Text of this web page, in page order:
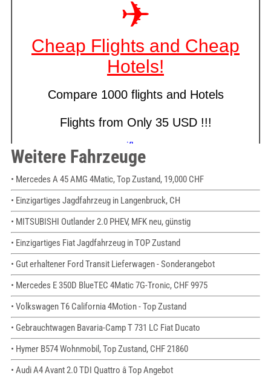
Weitere Fahrzeuge
• Mercedes A 45 AMG 4Matic, Top Zustand, 19,000 CHF
• Einzigartiges Jagdfahrzeug in Langenbruck, CH
• MITSUBISHI Outlander 2.0 PHEV, MFK neu, günstig
• Einzigartiges Fiat Jagdfahrzeug in TOP Zustand
• Gut erhaltener Ford Transit Lieferwagen - Sonderangebot
• Mercedes E 350D BlueTEC 4Matic 7G-Tronic, CHF 9975
• Volkswagen T6 California 4Motion - Top Zustand
• Gebrauchtwagen Bavaria-Camp T 731 LC Fiat Ducato
• Hymer B574 Wohnmobil, Top Zustand, CHF 21860
• Audi A4 Avant 2.0 TDI Quattro â Top Angebot